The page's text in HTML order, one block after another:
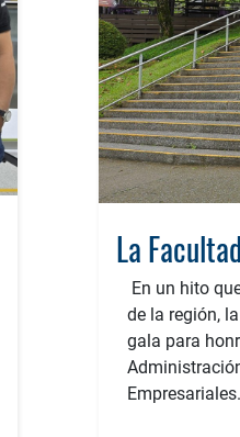
En un hito
de la región,
gala para